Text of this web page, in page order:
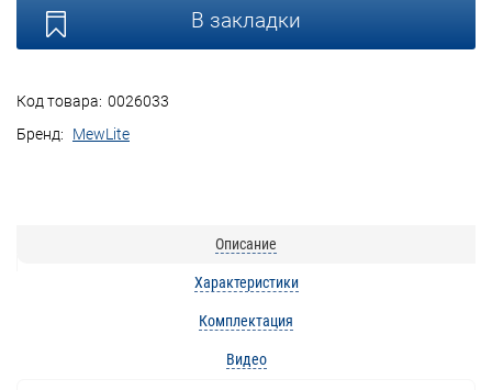
Код товара: 0026033
Бренд:
MewLite
В закладки
Описание
Характеристики
Комплектация
Видео